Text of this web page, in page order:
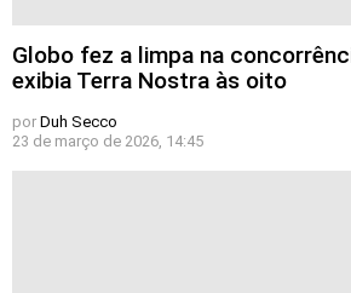
Globo fez a limpa na
exibia Terra Nostra às oito
por Duh Secco
23 de março de 2026, 14:45